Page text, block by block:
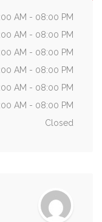
AM - 08:00 PM
AM - 08:00 PM
AM - 08:00 PM
AM - 08:00 PM
AM - 08:00 PM
AM - 08:00 PM
Closed